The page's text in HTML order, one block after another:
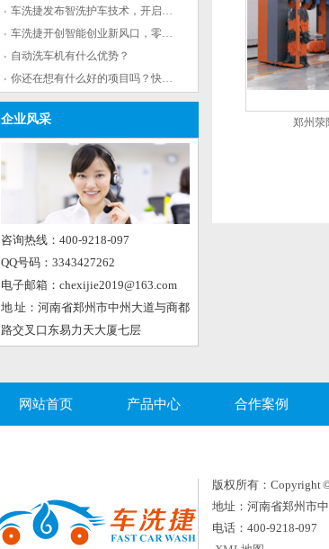
车洗捷发布智洗护车技术，开启安全洗车时代
车洗捷开创智能创业新风口，零元创业正当时
自动洗车机有什么优势？
你还在想有什么好的项目吗？快来看看车洗捷全自动洗车机
企业风采
咨询热线：400-9218-097
QQ号码：3343427262
电子邮箱：chexijie2019@163.com
地 址：河南省郑州市中州大道与商都
路交叉口东易力天大厦七层
郑州荥
网站首页 产品中心 合作案例
版权所有：Copyright
地址：河南省郑州市
电话：400-9218-097